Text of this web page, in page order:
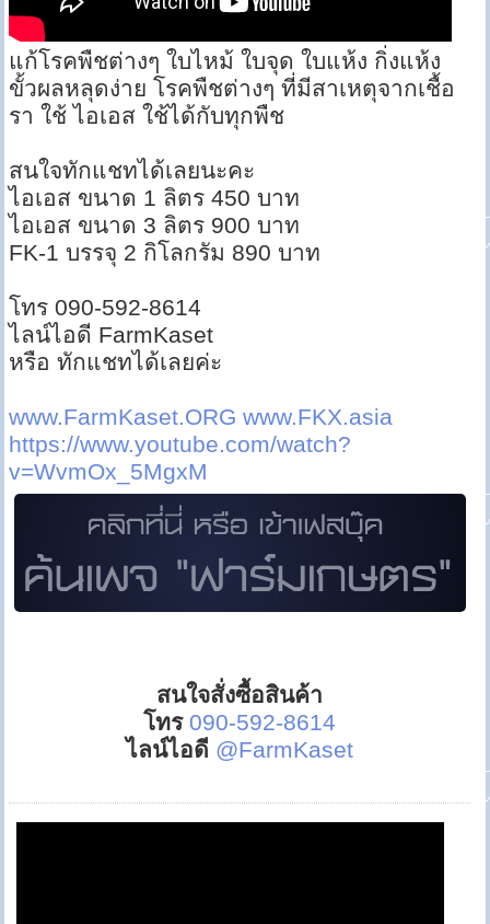
แก้โรคพืชต่างๆ ใบไหม้ ใบจุด ใบแห้ง กิ่งแห้ง
ขั้วผลหลุดง่าย โรคพืชต่างๆ ที่มีสาเหตุจากเชื้อ
รา ใช้ ไอเอส ใช้ได้กับทุกพืช
สนใจทักแชทได้เลยนะคะ
ไอเอส ขนาด 1 ลิตร 450 บาท
ไอเอส ขนาด 3 ลิตร 900 บาท
FK-1 บรรจุ 2 กิโลกรัม 890 บาท
โทร 090-592-8614
ไลน์ไอดี FarmKaset
หรือ ทักแชทได้เลยค่ะ
www.FarmKaset.ORGwww.FKX.asia
https://www.youtube.com/watch?
v=WvmOx_5MgxM
สนใจสั่งซื้อสินค้า
โทร 090-592-8614
ไลน์ไอดี @FarmKaset